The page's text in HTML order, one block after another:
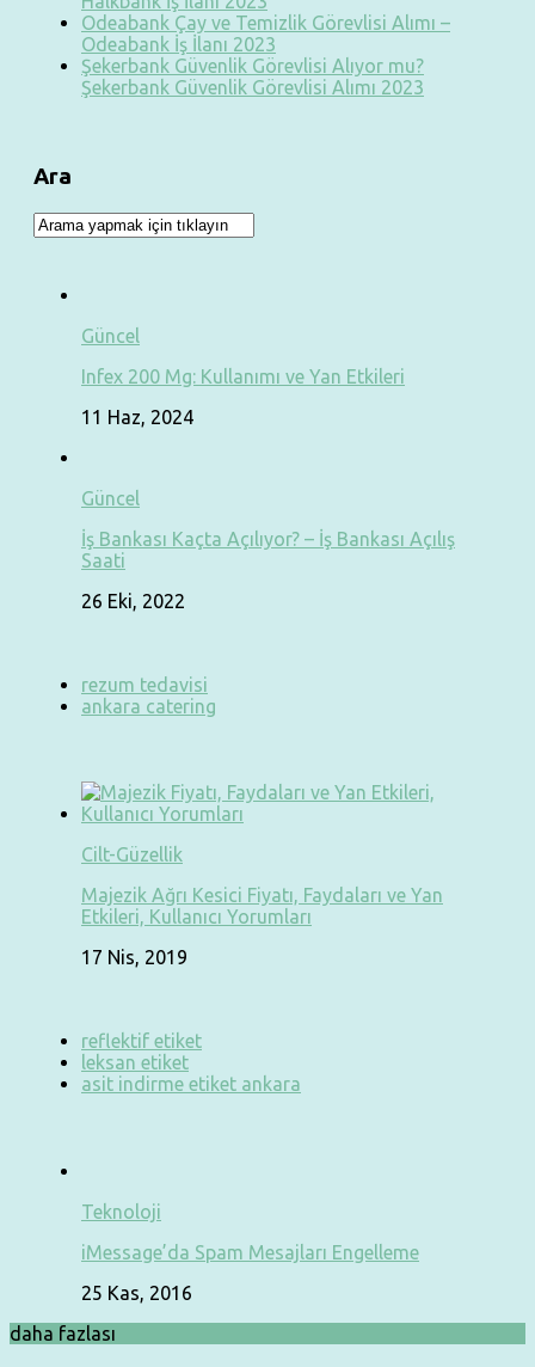
Odeabank Çay ve Temizlik Görevlisi Alımı –
Odeabank İş İlanı 2023
Şekerbank Güvenlik Görevlisi Alıyor mu?
Şekerbank Güvenlik Görevlisi Alımı 2023
Ara
Güncel
Infex 200 Mg: Kullanımı ve Yan Etkileri
11 Haz, 2024
Güncel
İş Bankası Kaçta Açılıyor? – İş Bankası Açılış
Saati
26 Eki, 2022
rezum tedavisi
ankara catering
Cilt-Güzellik
Majezik Ağrı Kesici Fiyatı, Faydaları ve Yan
Etkileri, Kullanıcı Yorumları
17 Nis, 2019
reflektif etiket
leksan etiket
asit indirme etiket ankara
Teknoloji
iMessage’da Spam Mesajları Engelleme
25 Kas, 2016
daha fazlası